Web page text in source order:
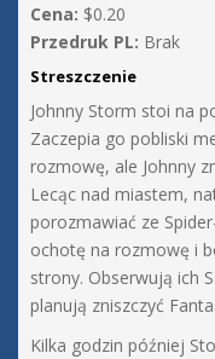
Cena: $0.20
Przedruk PL: Brak
Streszczenie
Johnny Storm stoi na
Zaczepia go pobliski
rozmowę, ale Johnny
Lecąc nad miastem,
porozmawiać ze
ochotę na rozmowę i
strony. Obserwują ich
planują zniszczyć
Kilka godzin później